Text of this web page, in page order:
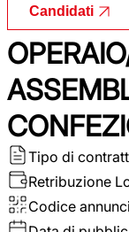
Candidati
Tipo di
Retribuzione
Codice